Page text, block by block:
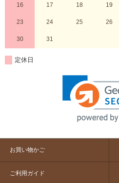
16 17 18 19
23 24 25 26
30 31
定休日
お買い物かご
ご利用ガイド